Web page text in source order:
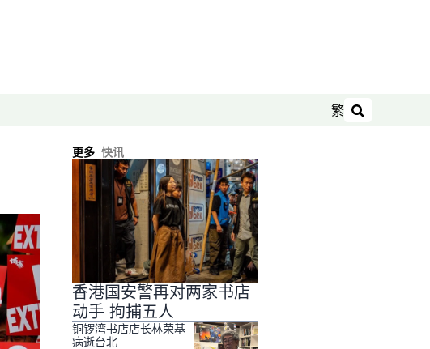
繁
搜索
更多 快讯
香港国安警再对两家书店
动手 拘捕五人
铜锣湾书店店长林荣基
病逝台北